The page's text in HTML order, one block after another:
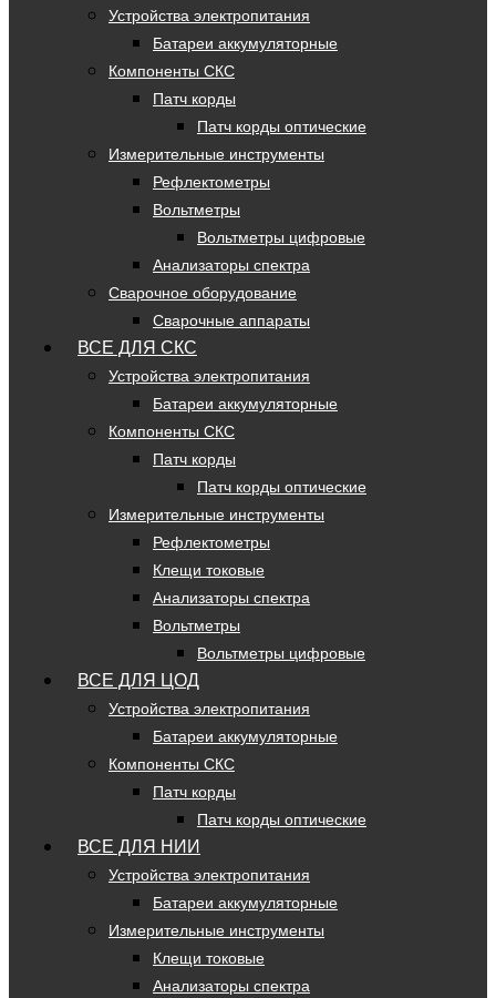
Устройства электропитания
Батареи аккумуляторные
Компоненты СКС
Патч корды
Патч корды оптические
Измерительные инструменты
Рефлектометры
Вольтметры
Вольтметры цифровые
Анализаторы спектра
Сварочное оборудование
Сварочные аппараты
ВСЕ ДЛЯ СКС
Устройства электропитания
Батареи аккумуляторные
Компоненты СКС
Патч корды
Патч корды оптические
Измерительные инструменты
Рефлектометры
Клещи токовые
Анализаторы спектра
Вольтметры
Вольтметры цифровые
ВСЕ ДЛЯ ЦОД
Устройства электропитания
Батареи аккумуляторные
Компоненты СКС
Патч корды
Патч корды оптические
ВСЕ ДЛЯ НИИ
Устройства электропитания
Батареи аккумуляторные
Измерительные инструменты
Клещи токовые
Анализаторы спектра